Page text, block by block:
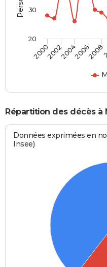
20002002200420062008
20
30
Répartition des décès à
Données exprimées en
Insee)